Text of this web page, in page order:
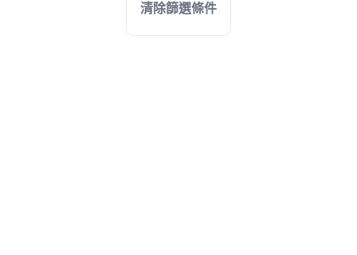
清除篩選條件